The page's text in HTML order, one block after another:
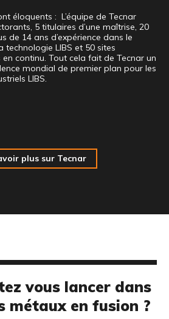
éloquents : L’équipe de Tecnar
5 titulaires d’une maîtrise, 20
de 14 ans d’expérience dans le
technologie LIBS et 50 sites
continu. Tout cela fait de Tecnar un
mondial de premier plan pour les
LIBS.
plus sur Tecnar
vous lancer dans
métaux en fusion ?